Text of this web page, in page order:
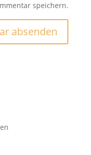
speichern.